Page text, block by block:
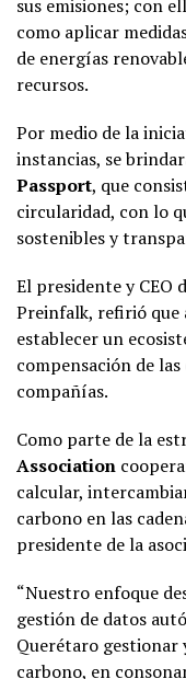
sus emisiones; con
como aplicar
de energías
recursos.
Por medio de la
instancias, se
Passport, que
circularidad, con lo
sostenibles y
El presidente y CEO
Preinfalk, refirió que
establecer un
compensación de
compañías.
Como parte de la
Association
calcular,
carbono en las
presidente de la
“Nuestro enfoque
gestión de datos
Querétaro gestionar
carbono, en